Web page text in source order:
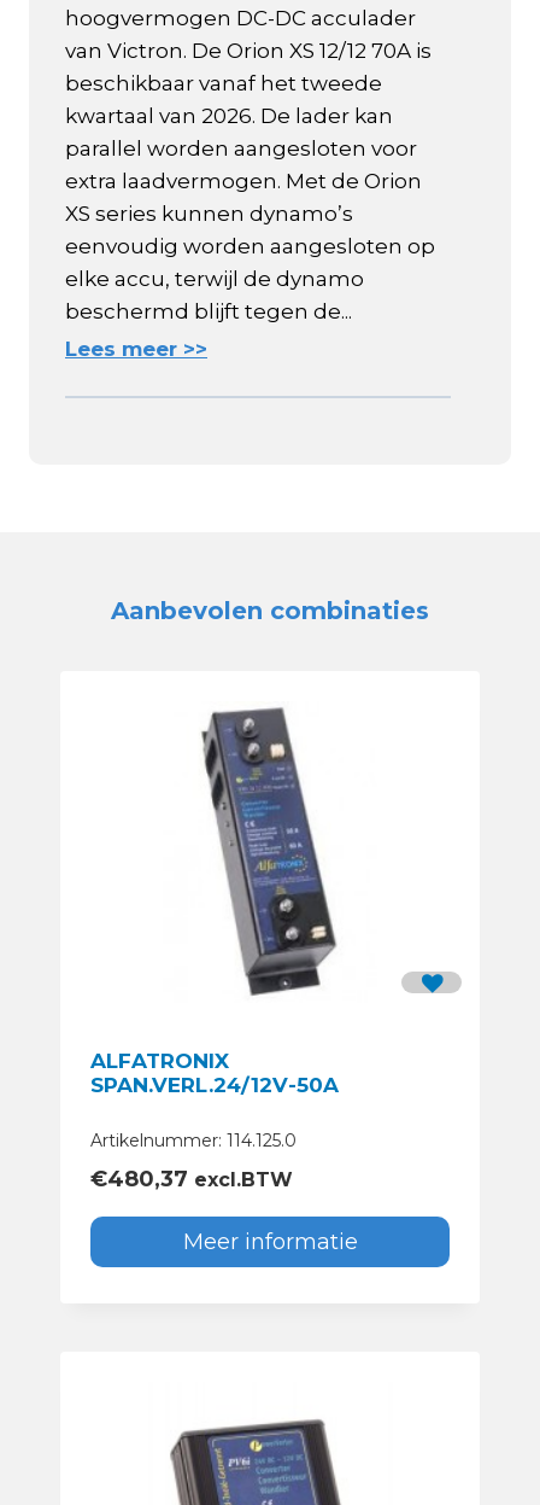
hoogvermogen DC-DC acculader
van Victron. De Orion XS 12/12 70A is
beschikbaar vanaf het tweede
kwartaal van 2026. De lader kan
parallel worden aangesloten voor
extra laadvermogen. Met de Orion
XS series kunnen dynamo’s
eenvoudig worden aangesloten op
elke accu, terwijl de dynamo
beschermd blijft tegen de...
Lees meer >>
Aanbevolen combinaties
ALFATRONIX
SPAN.VERL.24/12V-50A
Artikelnummer: 114.125.0
€480,37 excl.BTW
Meer informatie